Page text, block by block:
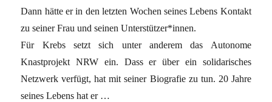
Dann hätte er in den letzten Wochen seines Lebens Kontakt
zu seiner Frau und seinen Unterstützer*innen.
Für Krebs setzt sich unter anderem das Autonome
Knastprojekt NRW ein. Dass er über ein solidarisches
Netzwerk verfügt, hat mit seiner Biografie zu tun. 20 Jahre
seines Lebens hat er …